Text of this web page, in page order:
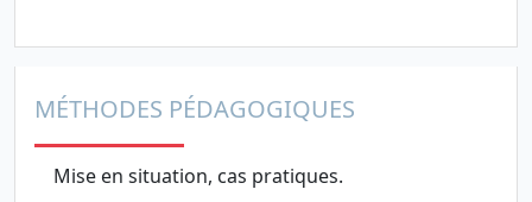
MÉTHODES PÉDAGOGIQUES
Mise en situation, cas pratiques.